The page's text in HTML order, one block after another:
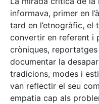
informava, primer en
tard en l’etnogràfic,
convertir en referent i
cròniques,
documentar la
tradicions, modes i
van reflectir el seu
empatia cap als